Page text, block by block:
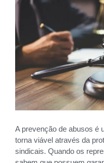
A prevenção de abusos é
torna viável através da
sindicais. Quando os